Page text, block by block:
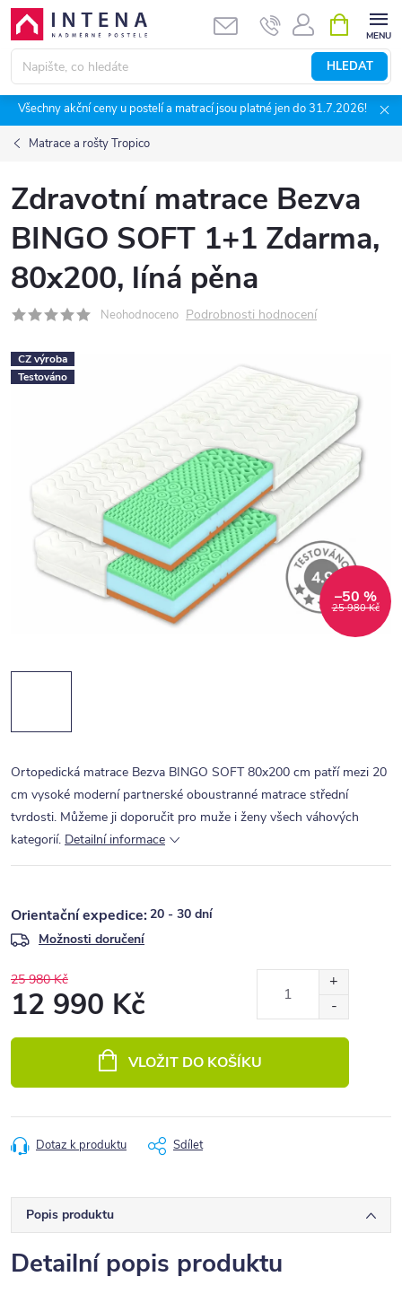
Přejít
obsah
HLEDAT
NÁKUPNÍ
KOŠÍK
Všechny akční ceny u postelí a matrací jsou platné jen do 31.7.2026!
Matrace a rošty Tropico
Zdravotní matrace Bezva
BINGO SOFT 1+1 Zdarma,
80x200, líná pěna
Neohodnoceno Podrobnosti hodnocení
CZ výroba
Testováno
25 980 Kč
–50 %
Ortopedická matrace Bezva BINGO SOFT 80x200 cm patří mezi 20
cm vysoké moderní partnerské oboustranné matrace střední
tvrdosti. Můžeme ji doporučit pro muže i ženy všech váhových
kategorií. Detailní informace
20 - 30 dní
Možnosti doručení
25 980 Kč
12 990 Kč
VLOŽIT DO KOŠÍKU
Dotaz k produktu Sdílet
Popis produktu
Detailní popis produktu